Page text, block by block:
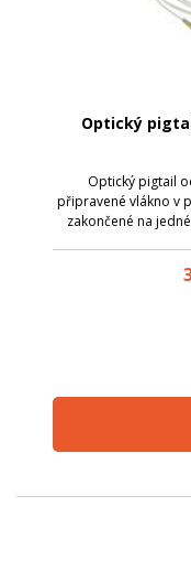
Optický
Optický pigtail
připravené vlákno v
zakončené na